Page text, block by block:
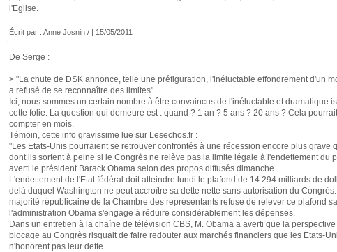
l'Eglise.
Écrit par : Anne Josnin / | 15/05/2011
De Serge :
> "La chute de DSK annonce, telle une préfiguration, l'inéluctable effondrement d'un
a refusé de se reconnaître des limites".
Ici, nous sommes un certain nombre à être convaincus de l'inéluctable et dramatique
cette folie. La question qui demeure est : quand ? 1 an ? 5 ans ? 20 ans ? Cela
compter en mois.
Témoin, cette info gravissime lue sur Lesechos.fr :
"Les Etats-Unis pourraient se retrouver confrontés à une récession encore plus grave
dont ils sortent à peine si le Congrès ne relève pas la limite légale à l'endettement du
averti le président Barack Obama selon des propos diffusés dimanche.
L'endettement de l'Etat fédéral doit atteindre lundi le plafond de 14.294 milliards de
delà duquel Washington ne peut accroître sa dette nette sans autorisation du
majorité républicaine de la Chambre des représentants refuse de relever ce plafond
l'administration Obama s'engage à réduire considérablement les dépenses.
Dans un entretien à la chaîne de télévision CBS, M. Obama a averti que la perspective
blocage au Congrès risquait de faire redouter aux marchés financiers que les Etats-
n'honorent pas leur dette.